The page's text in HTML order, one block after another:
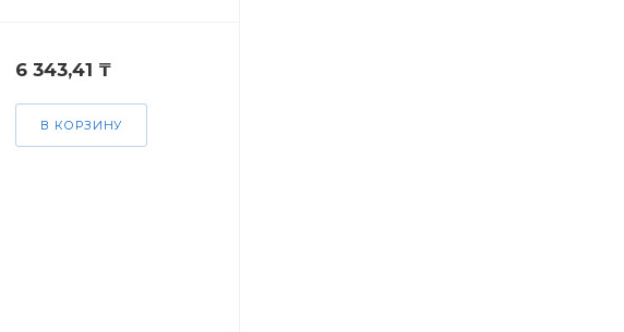
6 343,41 ₸
В КОРЗИНУ